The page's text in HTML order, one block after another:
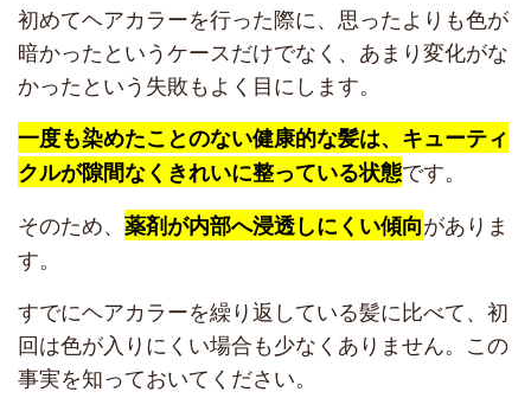
初めてヘアカラーを行った際に、思ったよりも色が
暗かったというケースだけでなく、あまり変化がな
かったという失敗もよく目にします。
一度も染めたことのない健康的な髪は、キューティ
クルが隙間なくきれいに整っている状態です。
そのため、 薬剤が内部へ浸透しにくい傾向がありま
す。
すでにヘアカラーを繰り返している髪に比べて、初
回は色が入りにくい場合も少なくありません。この
事実を知っておいてください。